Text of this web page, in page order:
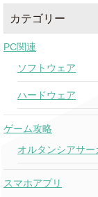
カテゴリー
PC関連
ソフトウェア
ハードウェア
ゲーム攻略
オルタンシアサー
スマホアプリ